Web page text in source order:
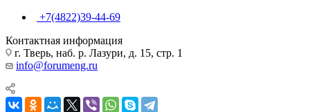
+7(4822)39-44-69
Контактная информация
г. Тверь, наб. р. Лазури, д. 15, стр. 1
info@forumeng.ru